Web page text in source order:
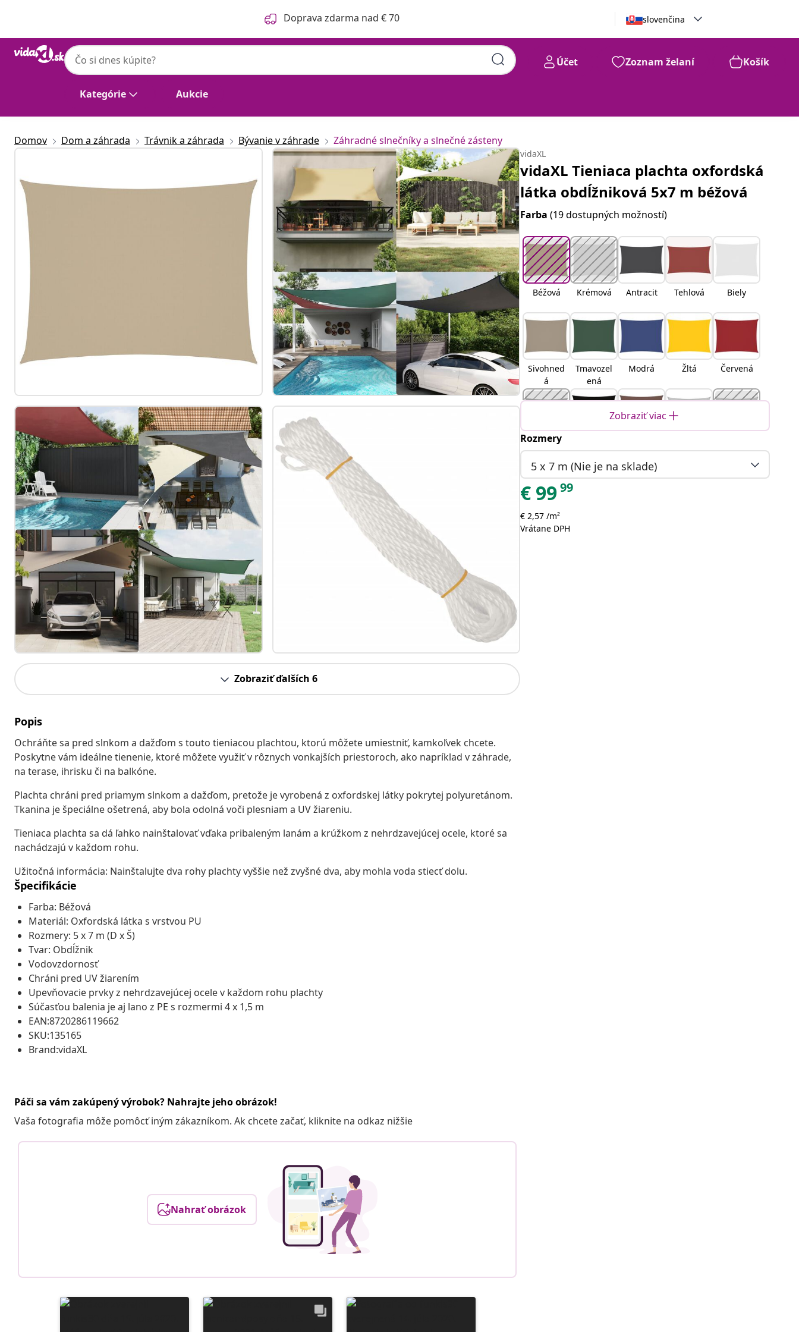
Doprava zdarma nad € 70 slovenčina
Kategórie Aukcie
Účet Zoznam želaní Košík
vidaXL
Domov Dom a záhrada Trávnik a záhrada Bývanie v záhrade Záhradné slnečníky a slnečné zásteny
Zobraziť ďalších 6
Popis
Ochráňte sa pred slnkom a dažďom s touto tieniacou plachtou, ktorú môžete umiestniť, kamkoľvek chcete.
Poskytne vám ideálne tienenie, ktoré môžete využiť v rôznych vonkajších priestoroch, ako napríklad v záhrade,
na terase, ihrisku či na balkóne.
Plachta chráni pred priamym slnkom a dažďom, pretože je vyrobená z oxfordskej látky pokrytej polyuretánom.
Tkanina je špeciálne ošetrená, aby bola odolná voči plesniam a UV žiareniu.
Tieniaca plachta sa dá ľahko nainštalovať vďaka pribaleným lanám a krúžkom z nehrdzavejúcej ocele, ktoré sa
nachádzajú v každom rohu.
Užitočná informácia: Nainštalujte dva rohy plachty vyššie než zvyšné dva, aby mohla voda stiecť dolu.
Špecifikácie
Farba: Béžová
Materiál: Oxfordská látka s vrstvou PU
Rozmery: 5 x 7 m (D x Š)
Tvar: Obdĺžnik
Vodovzdornosť
Chráni pred UV žiarením
Upevňovacie prvky z nehrdzavejúcej ocele v každom rohu plachty
Súčasťou balenia je aj lano z PE s rozmermi 4 x 1,5 m
EAN:8720286119662
SKU:135165
Brand:vidaXL
Páči sa vám zakúpený výrobok? Nahrajte jeho obrázok!
Vaša fotografia môže pomôcť iným zákazníkom. Ak chcete začať, kliknite na odkaz nižšie
Nahrať obrázok
vidaXL
vidaXL Tieniaca plachta oxfordská
látka obdĺžniková 5x7 m béžová
Farba(19 dostupných možností)
Béžová Krémová Antracit Tehlová Biely
Sivohned
á
Tmavozel
ená
Modrá Žltá Červená
Oranžová
oranžová
a hnedá
Zobraziť viac
Rozmery
5 x 7 m (Nie je na sklade)
€ 9999
€ 2,57 /m²
Vrátane DPH